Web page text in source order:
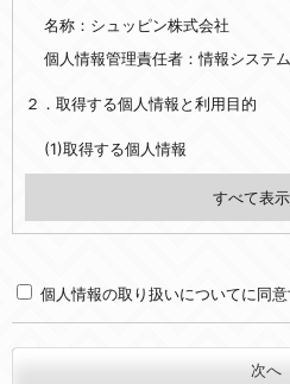
名称：シュッピン株式会社
個人情報管理責任者：情報システ
２．取得する個人情報と利用目的
(1)取得する個人情報
(2)利用目的
・お問合せへの対応のため
個人情報の取り扱いについてに同意